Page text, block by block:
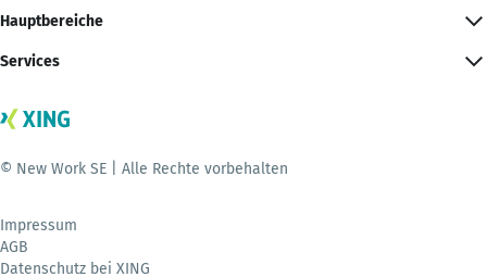
Hauptbereiche
Services
© New Work SE | Alle Rechte vorbehalten
Impressum
AGB
Datenschutz bei XING